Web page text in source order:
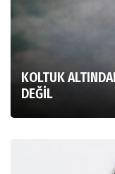
KOLTUK
DEĞİL